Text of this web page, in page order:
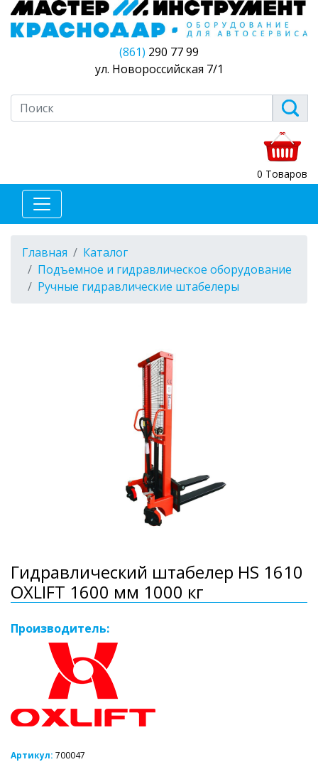
(861) 290 77 99
ул. Новороссийская 7/1
0 Товаров
Главная
Каталог
Подъемное и гидравлическое оборудование
Ручные гидравлические штабелеры
Гидравлический штабелер HS 1610
OXLIFT 1600 мм 1000 кг
Производитель:
Артикул: 700047